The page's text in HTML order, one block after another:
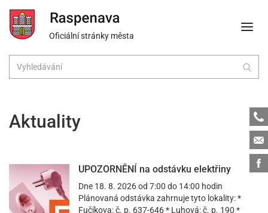
Oficiální stránky města
Aktuality
UPOZORNĚNÍ na odstávku elektřiny
Dne 18. 8. 2026 od 7:00 do 14:00 hodin
Plánovaná odstávka zahrnuje tyto lokality: *
Fučíkova: č. p. 637-646 * Luhová: č. p. 190 *